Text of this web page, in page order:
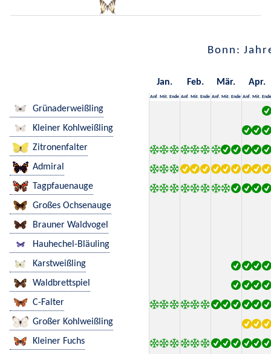
Bonn:
Jan. Feb. Mär. Apr.
Anf. Mit. Ende Anf. Mit. Ende Anf. Mit. Ende Anf. Mit. Ende
Grünaderweißling
Kleiner Kohlweißling
Zitronenfalter
Admiral
Tagpfauenauge
Großes Ochsenauge
Brauner Waldvogel
Hauhechel-Bläuling
Karstweißling
Waldbrettspiel
C-Falter
Großer Kohlweißling
Kleiner Fuchs